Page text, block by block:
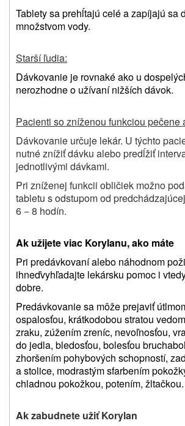
Tablety sa prehĺtajú celé a zapíjajú sa
množstvom vody.
Starší ľudia:
Dávkovanie je rovnaké ako u
nerozhodne o užívaní nižších dávok.
Pacienti so zníženou funkciou pečene
Dávkovanie určuje lekár. U týchto
nutné znížiť dávku alebo predĺžiť
jednotlivými dávkami.
Pri zníženej funkcii obličiek možno
tabletu s odstupom od
6 − 8 hodín.
Ak užijete viac Korylanu, ako máte
Pri predávkovaní alebo náhodnom
ihneďvyhľadajte lekársku pomoc i
dobre.
Predávkovanie sa môže prejaviť
ospalosťou, krátkodobou stratou
zraku, zúžením zreníc, nevoľnosťou,
do jedla, bledosťou, bolesťou brucha
zhoršením pohybových schopností,
a stolice, modrastým sfarbením
chladnou pokožkou, potením, žltačkou.
Ak zabudnete užiť Korylan